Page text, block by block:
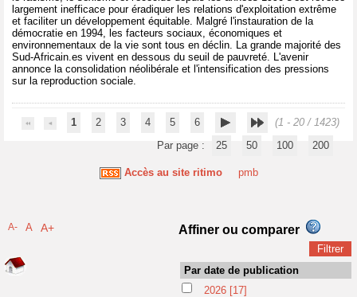
largement inefficace pour éradiquer les relations d'exploitation extrême
et faciliter un développement équitable. Malgré l'instauration de la
démocratie en 1994, les facteurs sociaux, économiques et
environnementaux de la vie sont tous en déclin. La grande majorité des
Sud-Africain.es vivent en dessous du seuil de pauvreté. L'avenir
annonce la consolidation néolibérale et l'intensification des pressions
sur la reproduction sociale.
1 2 3 4 5 6
(1 - 20 / 1423)
Par page :
25 50 100 200
Accès au site ritimo pmb
A- A A+ Affiner ou comparer
Par date de publication
2026 [17]